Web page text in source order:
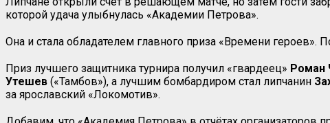
которой удача улыбнулась «Академии Петрова».
Она и стала обладателем главного приза «Времени героев».
Приз лучшего защитника турнира получил «гвардеец» Роман
Утешев («Тамбов»), а лучшим бомбардиром стал липчанин
за ярославский «Локомотив».